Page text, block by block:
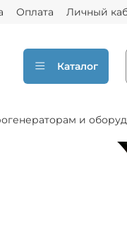
Оплата Личный
Каталог
и